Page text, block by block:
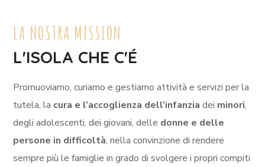
LA NOSTRA MISSION
L'ISOLA CHE C'É
Promuoviamo, curiamo e gestiamo attività e servizi per la
tutela, la cura e l’accoglienza dell’infanzia dei minori,
degli adolescenti, dei giovani, delle donne e delle
persone in difficoltà, nella convinzione di rendere
sempre più le famiglie in grado di svolgere i propri compiti